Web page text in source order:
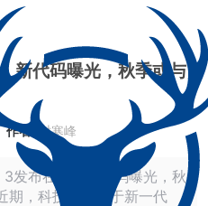
新代码曝光，秋季或与
作者: 时寒峰
3发布在即：新代码曝光，秋
期，科技圈内关于新一代